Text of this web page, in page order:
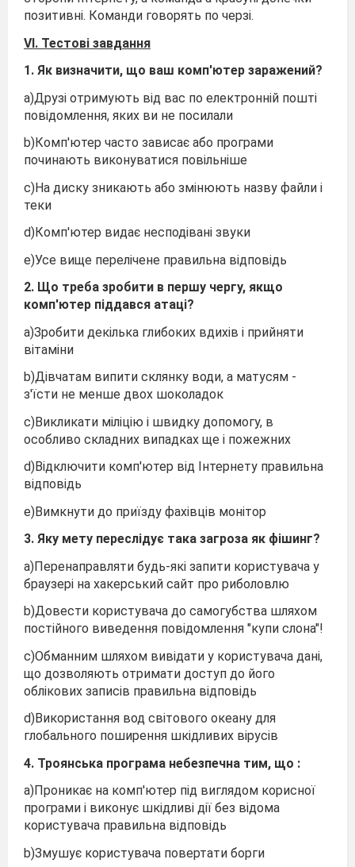
позитивні. Команди говорять по черзі.
VІ. Тестові завдання
1. Як визначити, що ваш комп'ютер заражений?
a)Друзі отримують від вас по електронній пошті
повідомлення, яких ви не посилали
b)Комп'ютер часто зависає або програми
починають виконуватися повільніше
c)На диску зникають або змінюють назву файли і
теки
d)Комп'ютер видає несподівані звуки
e)Усе вище перелічене правильна відповідь
2. Що треба зробити в першу чергу, якщо
комп'ютер піддався атаці?
a)Зробити декілька глибоких вдихів і прийняти
вітаміни
b)Дівчатам випити склянку води, а матусям -
з'їсти не менше двох шоколадок
c)Викликати міліцію і швидку допомогу, в
особливо складних випадках ще і пожежних
d)Відключити комп'ютер від Інтернету правильна
відповідь
e)Вимкнути до приїзду фахівців монітор
3. Яку мету переслідує така загроза як фішинг?
a)Перенаправляти будь-які запити користувача у
браузері на хакерський сайт про риболовлю
b)Довести користувача до самогубства шляхом
постійного виведення повідомлення "купи слона"!
c)Обманним шляхом вивідати у користувача дані,
що дозволяють отримати доступ до його
облікових записів правильна відповідь
d)Використання вод світового океану для
глобального поширення шкідливих вірусів
4. Троянська програма небезпечна тим, що :
a)Проникає на комп'ютер під виглядом корисної
програми і виконує шкідливі дії без відома
користувача правильна відповідь
b)Змушує користувача повертати борги